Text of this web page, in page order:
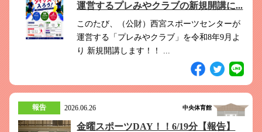
運営するプレみやクラブの新規開講に...
このたび、（公財）西宮スポーツセンターが
運営する「プレみやクラブ」を令和8年9月よ
り 新規開講します！！ ...
報告 2026.06.26 中央体育館
金曜スポーツDAY！！6/19分【報告】